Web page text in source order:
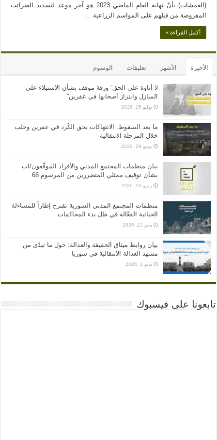
(العمشات) بأنّ نهاية العام الماضي 2023 هو آخر موعد لتسديد الضرائب
المفروضة من قبلهم على المواسم الزراعية …
أكمل القراءة »
الأخيرة الأشهر تعليقات الوسوم
لا أتاوة على الحق” ورقة موقف بشأن الاستيلاء على
المنازل وابتزاز أصحابها في عفرين”
يوليو 15, 2026
ما بعد السقوط: الانتهاكات بحق الكُرد في عفرين وحلب
خلال المرحلة الانتقالية
يونيو 29, 2026
بيان منظمات المجتمع المدني والأفراد الموقّعون/ات
بشأن توقيف ممثلي المتضررين من المرسوم 66
يونيو 16, 2026
منظمات المجتمع المدني السورية تقترح إطاراً للمساءلة
الجنائية الفعّالة في ظل بدء المحاكمات
مايو 12, 2026
بيان روابط ميثاق الحقيقة والعدالة: حول ما تبدّى من
مشهد العدالة الانتقالية في سوريا
مايو 1, 2026
تابعونا على فيسبوك